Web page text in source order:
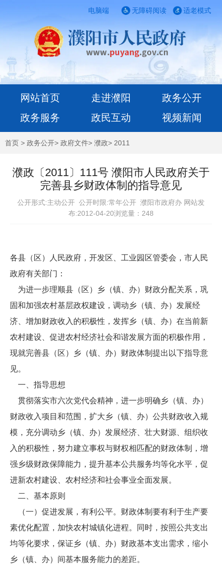
电脑端 适老模式
无障碍阅读
网站首页 走进濮阳
政务公开
政务服务
政民互动 视频新闻
首页 > 政务公开> 政府文件> 濮政> 2011
濮政〔2011〕111号 濮阳市人民政府关于
完善县乡财政体制的指导意见
公开形式:主动公开 公开时限:常年公开 濮阳市政府办 网站发
布:2012-04-20浏览量： 248
各县（区）人民政府，开发区、工业园区管委会，市人民
政府有关部门：
为进一步理顺县（区）乡（镇、办）财政分配关系，巩
固和加强农村基层政权建设，调动乡（镇、办）发展经
济、增加财政收入的积极性，发挥乡（镇、办）在当前新
农村建设、促进农村经济社会和谐发展方面的积极作用，
现就完善县（区）乡（镇、办）财政体制提出以下指导意
见。
一、指导思想
贯彻落实市六次党代会精神，进一步明确乡（镇、办）
财政收入项目和范围，扩大乡（镇、办）公共财政收入规
模，充分调动乡（镇、办）发展经济、壮大财源、组织收
入的积极性，努力建立事权与财权相匹配的财政体制，增
强乡级财政保障能力，提升基本公共服务均等化水平，促
进新农村建设、农村经济和社会事业全面发展。
二、基本原则
（一）促进发展，有利公平。财政体制要有利于生产要
素优化配置，加快农村城镇化进程。同时，按照公共支出
均等化要求，保证乡（镇、办）财政基本支出需求，缩小
乡（镇、办）间基本服务能力的差距。